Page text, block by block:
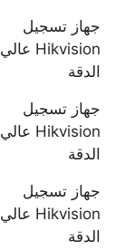
جهاز تسجيل
Hikvision عالي
الدقة
جهاز تسجيل
Hikvision عالي
الدقة
جهاز تسجيل
Hikvision عالي
الدقة